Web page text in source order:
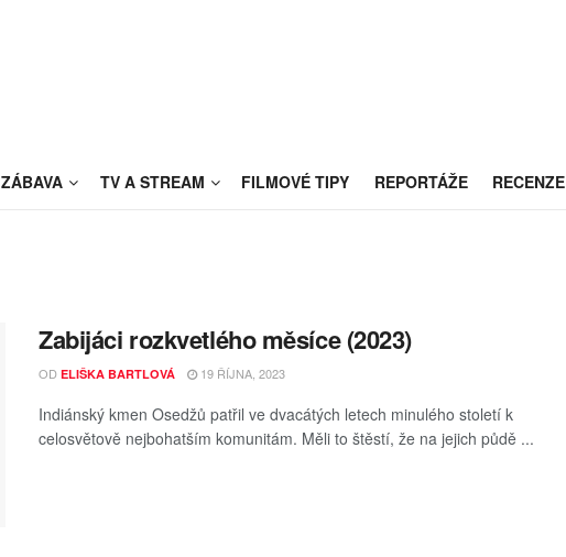
ZÁBAVA TV A STREAM FILMOVÉ TIPY REPORTÁŽE RECENZE
Zabijáci rozkvetlého měsíce (2023)
OD ELIŠKA BARTLOVÁ 19 ŘÍJNA, 2023
Indiánský kmen Osedžů patřil ve dvacátých letech minulého století k
celosvětově nejbohatším komunitám. Měli to štěstí, že na jejich půdě ...